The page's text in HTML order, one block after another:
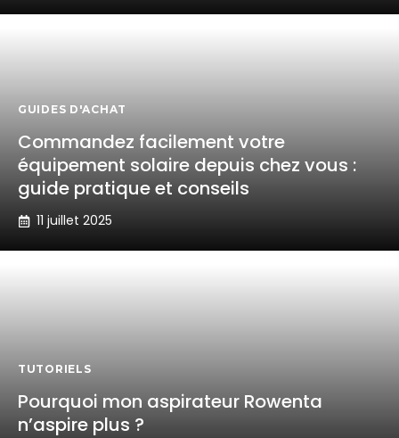
GUIDES D'ACHAT
Commandez facilement votre
équipement solaire depuis chez vous :
guide pratique et conseils
11 juillet 2025
TUTORIELS
Pourquoi mon aspirateur Rowenta
n’aspire plus ?